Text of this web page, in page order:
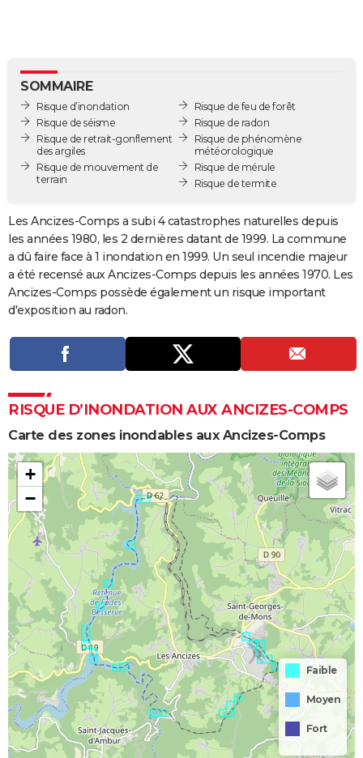
BONS PLANS
CARTE DE VOEUX
Carte de Noël
Carte Bonne année
Carte Saint-Valentin
Carte Pâques
Carte d'anniversaire
DICTIONNAIRE
Dictionnaire
Biographies
Citations
Expressions
Proverbes
PROGRAMME TV
COPAINS D'AVANT
S'inscrire
Se connecter
Lycées
Collèges
Primaires
Universités
Entreprises
Service militaire
Avis de recherche
AVIS DE DÉCÈS
FORUM
Bricolage
Lifestyle
Culture
Sport
Auto
Television
Voyage
Cinema
SOMMAIRE
Risque d’inondation
Risque de séisme
Risque de retrait-gonflement
des argiles
Risque de mouvement de
terrain
Risque de feu de forêt
Risque de radon
Risque de phénomène
météorologique
Risque de mérule
Risque de termite
Les Ancizes-Comps a subi 4 catastrophes naturelles depuis
les années 1980, les 2 dernières datant de 1999. La commune
a dû faire face à 1 inondation en 1999. Un seul incendie majeur
a été recensé aux Ancizes-Comps depuis les années 1970. Les
Ancizes-Comps possède également un risque important
d'exposition au radon.
RISQUE D’INONDATION AUX ANCIZES-COMPS
Carte des zones inondables aux Ancizes-Comps
+
−
Faible
Moyen
Fort